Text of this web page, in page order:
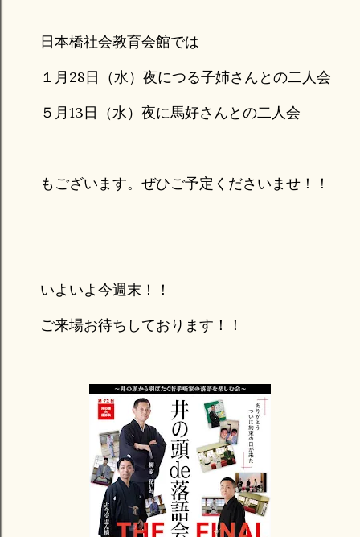
日本橋社会教育会館では
１月28日（水）夜につる子姉さんとの二人会
５月13日（水）夜に馬好さんとの二人会
もございます。ぜひご予定くださいませ！！
いよいよ今週末！！
ご来場お待ちしております！！